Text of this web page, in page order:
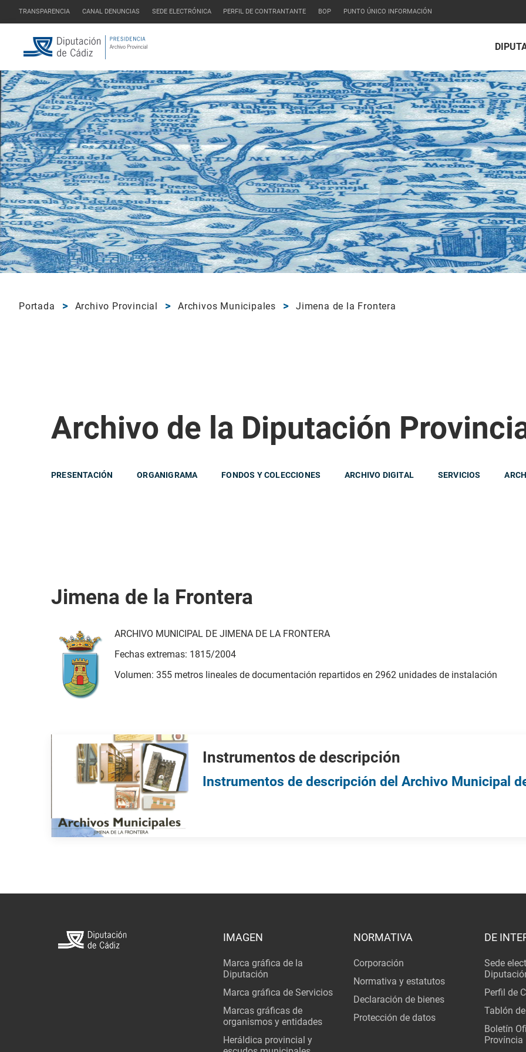
TRANSPARENCIA CANAL DENUNCIAS SEDE ELECTRÓNICA PERFIL DE CONTRANTANTE BOP PUNTO ÚNICO INFORMACIÓN
Portada Archivo Provincial Archivos Municipales Jimena de la Frontera
Archivo de la Diputación
PRESENTACIÓN ORGANIGRAMA FONDOS Y COLECCIONES ARCHIVO DIGITAL SERVICIOS
Jimena de la Frontera
ARCHIVO MUNICIPAL DE JIMENA DE LA FRONTERA
Fechas extremas: 1815/2004
Volumen: 355 metros lineales de documentación repartidos en 2962 unidades de instalación
Instrumentos de descripción
Instrumentos de descripción del Archivo Municipal
IMAGEN
Marca gráfica de la
Diputación
Marca gráfica de Servicios
Marcas gráficas de
organismos y entidades
Heráldica provincial y
NORMATIVA
Corporación
Normativa y estatutos
Declaración de bienes
Protección de datos
DE
Sede
Perfil de
Tablón
Boletín
Província